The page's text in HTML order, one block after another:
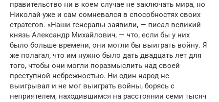
правительство ни в коем случае не заключать мира, но
Николай уже и сам сомневался в способностях своих
стратегов. «Наши генералы заявили, — писал великий
князь Александр Михайлович, — что, если бы у них
было больше времени, они могли бы выиграть войну. Я
же полагал, что им нужно было дать двадцать лет для
того, чтобы они могли поразмыслить над своей
преступной небрежностью. Ни один народ не
выигрывал и не мог выиграть войны, борясь с
неприятелем, находившимся на расстоянии семи тысяч